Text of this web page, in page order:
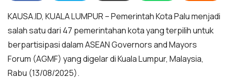
KAUSA.ID, KUALA LUMPUR – Pemerintah Kota Palu menjadi
salah satu dari 47 pemerintahan kota yang terpilih untuk
berpartisipasi dalam ASEAN Governors and Mayors
Forum (AGMF) yang digelar di Kuala Lumpur, Malaysia,
Rabu (13/08/2025).